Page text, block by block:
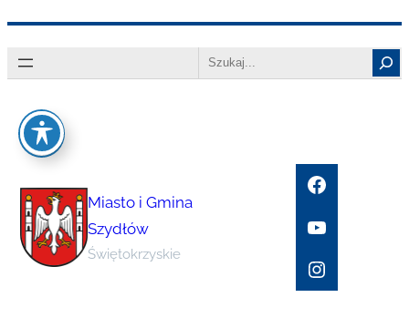
do
Search
Miasto i Gmina
Szydłów
Świętokrzyskie
Facebook
YouTube
Instagram